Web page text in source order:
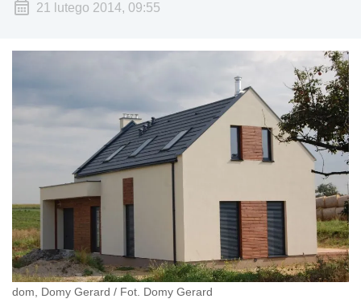
21 lutego 2014, 09:55
dom, Domy Gerard / Fot. Domy Gerard